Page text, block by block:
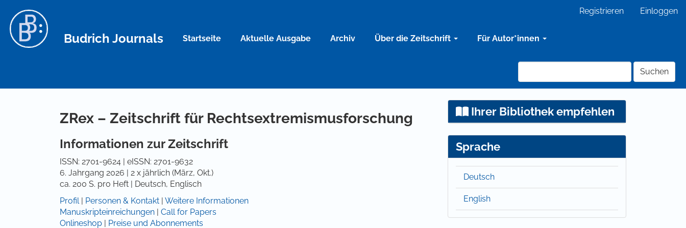
Hauptinhalt
Sidebar
Registrieren Einloggen
Budrich Journals Startseite Aktuelle Ausgabe Archiv Über die Zeitschrift Für Autor*innen
Suchen
ZRex – Zeitschrift für Rechtsextremismusforschung
Informationen zur Zeitschrift
ISSN: 2701-9624 | eISSN: 2701-9632
6. Jahrgang 2026 | 2 x jährlich (März, Okt.)
ca. 200 S. pro Heft | Deutsch, Englisch
Profil| Personen & Kontakt | Weitere Informationen
Manuskripteinreichungen | Call for Papers
Onlineshop | Preise und Abonnements
Ihrer Bibliothek empfehlen
Sprache
Deutsch
English